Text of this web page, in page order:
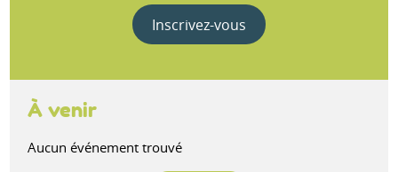
Inscrivez-vous
À venir
Aucun événement trouvé